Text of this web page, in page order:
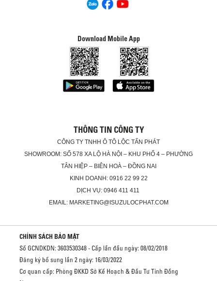
Download Mobile App
THÔNG TIN CÔNG TY
CÔNG TY TNHH Ô TÔ LỘC TẤN PHÁT
SHOWROOM: SỐ 578 XA LỘ HÀ NỘI – KHU PHỐ 4 – PHƯỜNG
TÂN HIỆP – BIÊN HOÀ – ĐỒNG NAI
KINH DOANH: 0916 22 99 22
DỊCH VỤ: 0946 411 411
EMAIL: MARKETING@ISUZULOCPHAT.COM
CHÍNH SÁCH BẢO MẬT
Số GCNDKDN: 3603530348 - Cấp lần đầu ngày: 08/02/2018
Đăng ký bổ sung lần 2 ngày: 16/03/2022
Cơ quan cấp: Phòng ĐKKD Sở Kế Hoạch & Đầu Tư Tỉnh Đồng